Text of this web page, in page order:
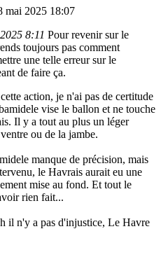
mai 2025 18:07
8:11 Pour revenir sur le
toujours pas comment
une telle erreur sur le
de faire ça.
action, je n'ai pas de certitude
vise le ballon et ne touche
Il y a tout au plus un léger
ou de la jambe.
manque de précision, mais
le Havrais aurait eu une
mise au fond. Et tout le
rien fait...
il n'y a pas d'injustice, Le Havre